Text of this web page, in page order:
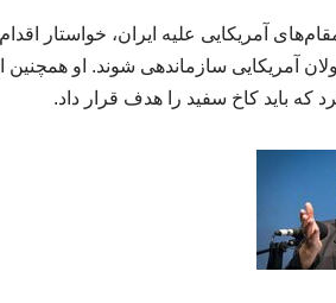
آمریکایی علیه ایران، خواستار
آمریکایی سازماندهی شوند. او همچنین
که باید کاخ سفید را هدف قرار داد.